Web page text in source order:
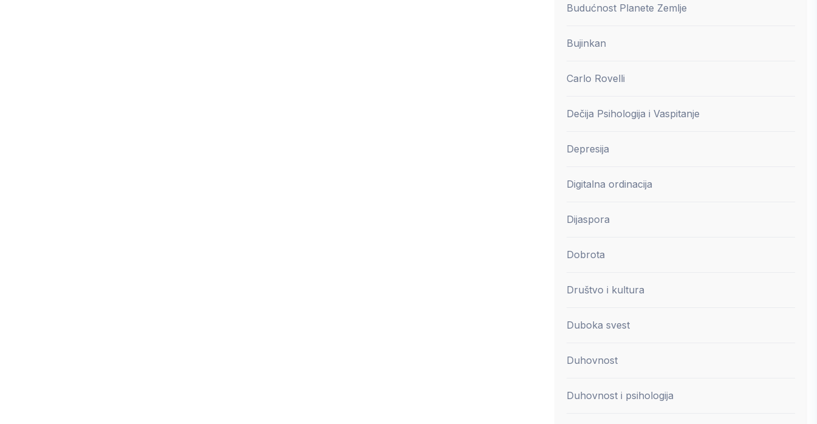
Budućnost Planete Zemlje
Bujinkan
Carlo Rovelli
Dečija Psihologija i Vaspitanje
Depresija
Digitalna ordinacija
Dijaspora
Dobrota
Društvo i kultura
Duboka svest
Duhovnost
Duhovnost i psihologija